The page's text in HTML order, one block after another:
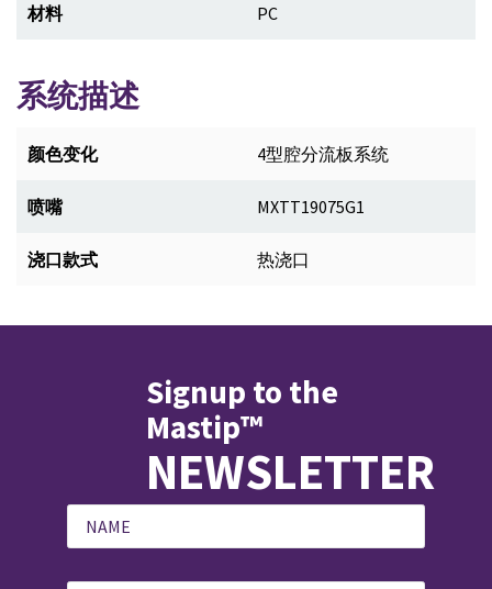
材料 PC
系统描述
颜色变化 4型腔分流板系统
喷嘴 MXTT19075G1
浇口款式 热浇口
Signup to the
Mastip™
NEWSLETTER